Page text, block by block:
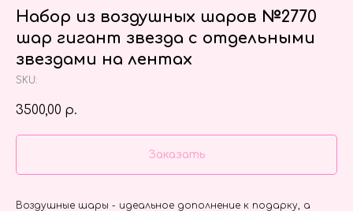
Набор из воздушных шаров №2770
шар гигант звезда с отдельными
звездами на лентах
SKU:
3500,00 р.
Заказать
Воздушные шары - идеальное дополнение к подарку, а